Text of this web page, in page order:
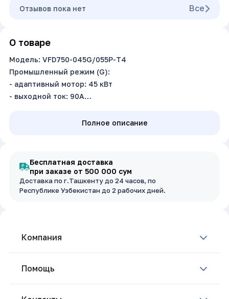
Oтзывов пока нет Все
О товаре
Модель: VFD750-045G/055P-T4
Промышленный режим (G):
- адаптивный мотор: 45 кВт
- выходной ток: 90А
- адаптивный мотор: 55 кВтПолное описание
Бесплатная доставка
при заказе от 500 000 сум
Доставка по г.Ташкенту до 24 часов, по
Республике Узбекистан до 2 рабочих дней.
Компания
Помощь